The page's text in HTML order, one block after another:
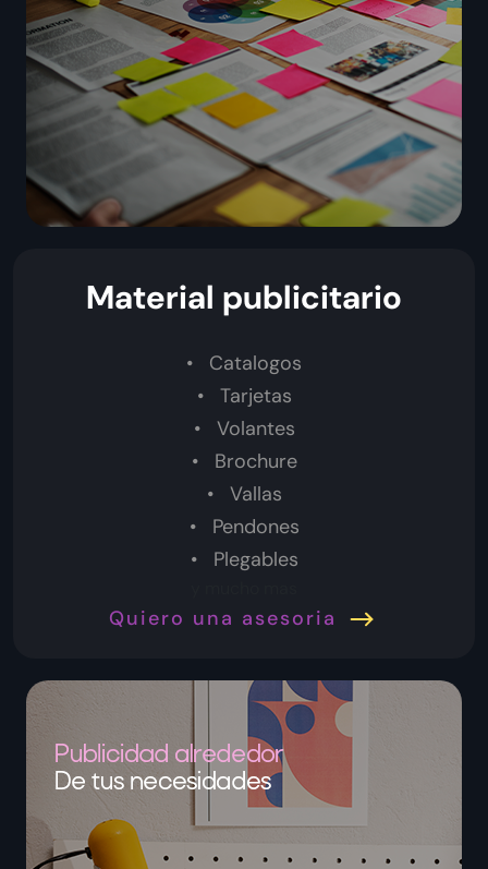
Material publicitario
Catalogos
Tarjetas
Volantes
Brochure
Vallas
Pendones
Plegables
Quiero una asesoria